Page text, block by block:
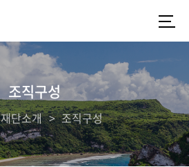
조직구성
재단소개 조직구성